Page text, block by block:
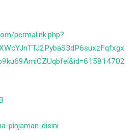
permalink.php?
pinjaman-disini